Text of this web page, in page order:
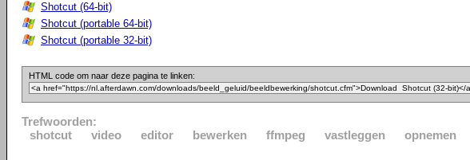
Shotcut (64-bit)
Shotcut (portable 64-bit)
Shotcut (portable 32-bit)
HTML code om naar deze pagina te linken:
Trefwoorden:
shotcut
video editor bewerken ffmpeg vastleggen opnemen